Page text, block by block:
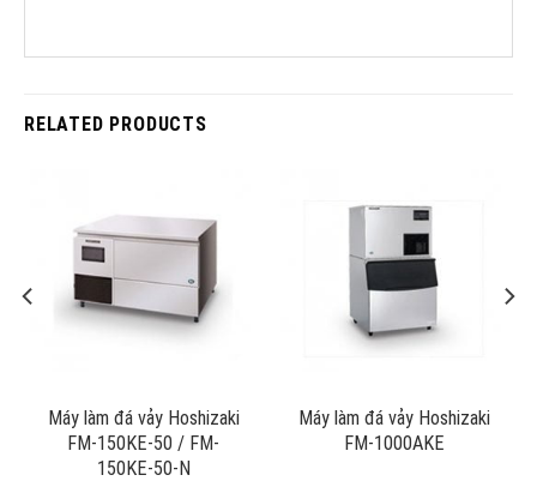
RELATED PRODUCTS
Máy làm đá vảy Hoshizaki
FM-150KE-50 / FM-
150KE-50-N
Máy làm đá vảy Hoshizaki
FM-1000AKE